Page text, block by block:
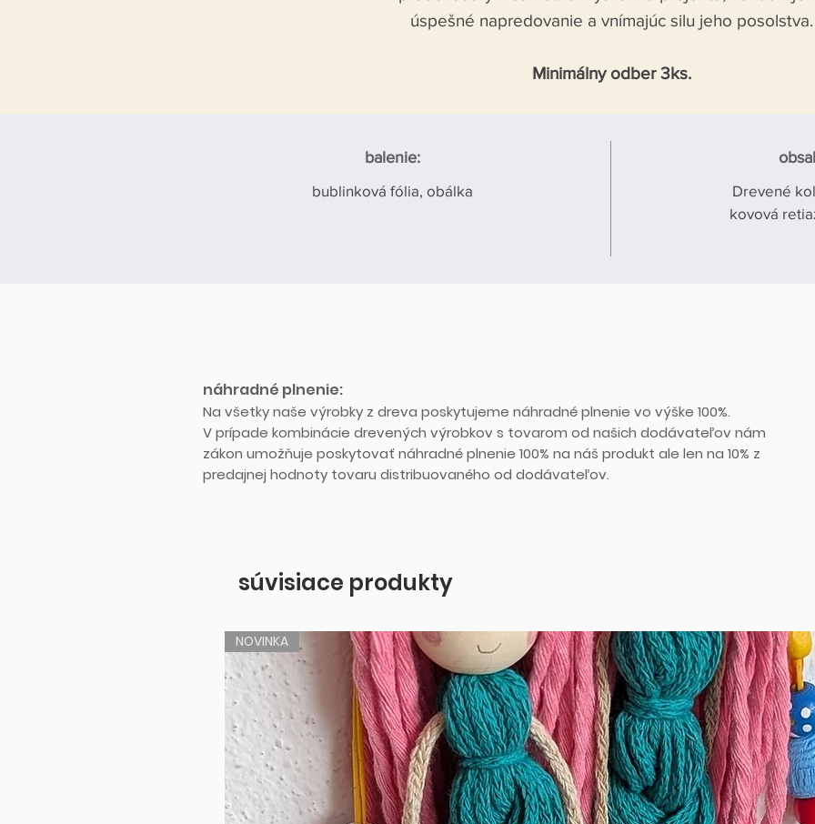
úspešné napredovanie a vnímajúc silu jeho posolstva.
Minimálny odber 3ks.
balenie:
bublinková fólia, obálka
Drevené
kovová
náhradné plnenie:
Na všetky naše výrobky z dreva poskytujeme náhradné plnenie vo výške 100%.
V prípade kombinácie drevených výrobkov s tovarom od našich dodávateľov nám
zákon umožňuje poskytovať náhradné plnenie 100% na náš produkt ale len na 10% z
predajnej hodnoty tovaru distribuovaného od dodávateľov.
súvisiace produkty
NOVINKA